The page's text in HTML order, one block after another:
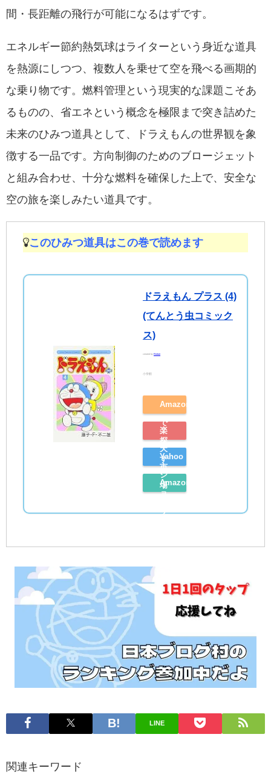
間・長距離の飛行が可能になるはずです。
エネルギー節約熱気球はライターという身近な道具
を熱源にしつつ、複数人を乗せて空を飛べる画期的
な乗り物です。燃料管理という現実的な課題こそあ
るものの、省エネという概念を極限まで突き詰めた
未来のひみつ道具として、ドラえもんの世界観を象
徴する一品です。方向制御のためのブロージェット
と組み合わせ、十分な燃料を確保した上で、安全な
空の旅を楽しみたい道具です。
このひみつ道具はこの巻で読めます
ドラえもん プラス (4)
(てんとう虫コミック
ス)
created byRinker
小学館
Amazon
で
探
す
楽
天
市
場
Yahoo
シ
ョ
ッ
ン
で
Amazon
読
LINE
関連キーワード